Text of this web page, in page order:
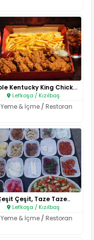
Whole Kentucky King Chicken..
Lefkoşa / Kızılbaş
Yeme & İçme /Restoran
Çeşit, Taze Taze..
Lefkoşa / Kızılbaş
Yeme & İçme /Restoran